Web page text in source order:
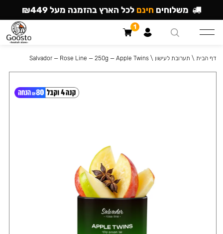
דף הבית \ תערובת לעישון \
Salvador — Rose Line — 250g — Apple Twins
משלוחים חינם לכל הארץ בהזמנה מעל ₪449
1